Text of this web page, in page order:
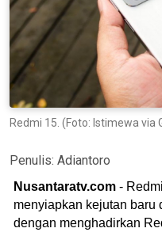
Redmi 15. (Foto: Istimewa via
Penulis: Adiantoro
Nusantaratv.com -
menyiapkan kejutan baru
dengan menghadirkan